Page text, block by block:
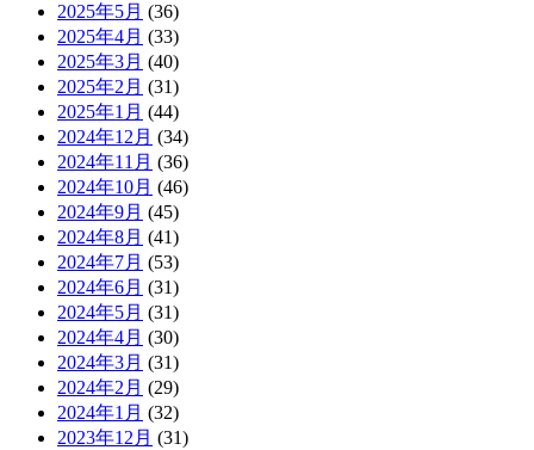
2025年5月 (36)
2025年4月 (33)
2025年3月 (40)
2025年2月 (31)
2025年1月 (44)
2024年12月 (34)
2024年11月 (36)
2024年10月 (46)
2024年9月 (45)
2024年8月 (41)
2024年7月 (53)
2024年6月 (31)
2024年5月 (31)
2024年4月 (30)
2024年3月 (31)
2024年2月 (29)
2024年1月 (32)
2023年12月 (31)